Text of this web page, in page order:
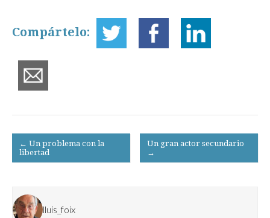
Compártelo:
Post
navigation
← Un problema con la
libertad
Un gran actor secundario
→
lluis_foix